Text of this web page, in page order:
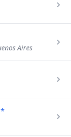
Aires